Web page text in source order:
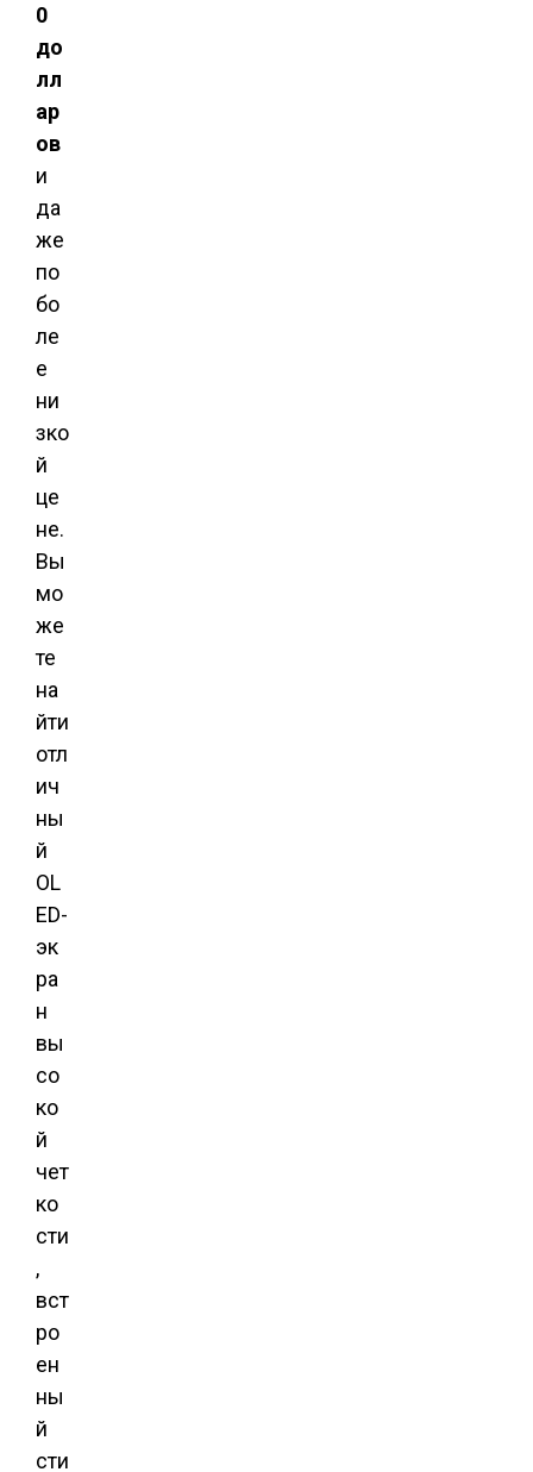
0
до
лл
ар
ов
и
да
же
по
бо
ле
е
ни
зко
й
це
не.
Вы
мо
же
те
на
йти
отл
ич
ны
й
OL
ED-
эк
ра
н
вы
со
ко
й
чет
ко
сти
,
вст
ро
ен
ны
й
сти